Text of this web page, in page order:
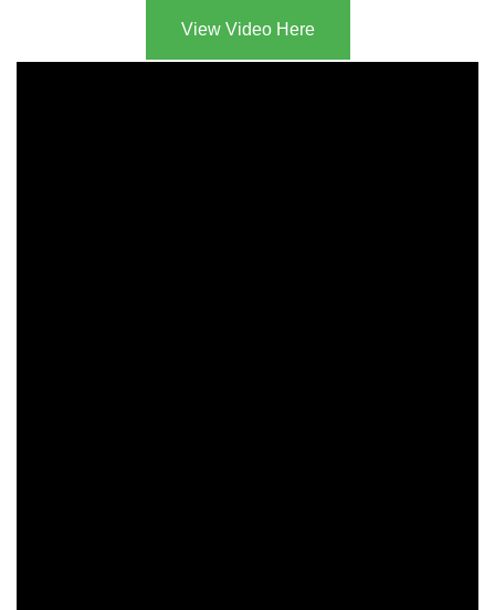
View Video Here